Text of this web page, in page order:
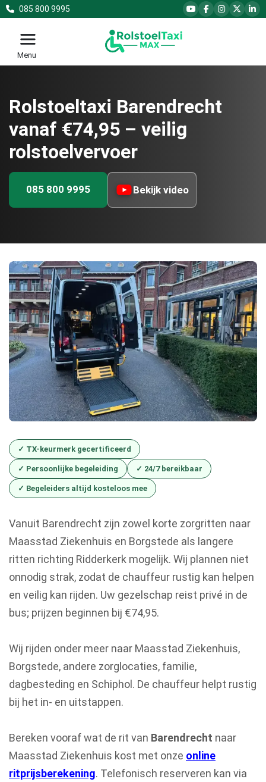
085 800 9995
Menu
Rolstoeltaxi Barendrecht
vanaf €74,95 – veilig
rolstoelvervoer
085 800 9995 Bekijk video
✓ TX-keurmerk gecertificeerd
✓ Persoonlijke begeleiding ✓ 24/7 bereikbaar
✓ Begeleiders altijd kosteloos mee
Vanuit Barendrecht zijn zowel korte zorgritten naar
Maasstad Ziekenhuis en Borgstede als langere
ritten richting Ridderkerk mogelijk. Wij plannen niet
onnodig strak, zodat de chauffeur rustig kan helpen
en veilig kan rijden. Uw gezelschap reist privé in de
bus; prijzen beginnen bij €74,95.
Wij rijden onder meer naar Maasstad Ziekenhuis,
Borgstede, andere zorglocaties, familie,
dagbesteding en Schiphol. De chauffeur helpt rustig
bij het in- en uitstappen.
Bereken vooraf wat de rit van Barendrecht naar
Maasstad Ziekenhuis kost met onze online
ritprijsberekening. Telefonisch reserveren kan via